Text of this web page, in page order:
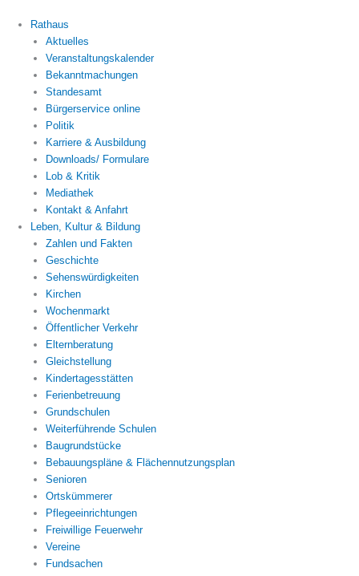
Rathaus
Aktuelles
Veranstaltungskalender
Bekanntmachungen
Standesamt
Bürgerservice online
Politik
Karriere & Ausbildung
Downloads/ Formulare
Lob & Kritik
Mediathek
Kontakt & Anfahrt
Leben, Kultur & Bildung
Zahlen und Fakten
Geschichte
Sehenswürdigkeiten
Kirchen
Wochenmarkt
Öffentlicher Verkehr
Elternberatung
Gleichstellung
Kindertagesstätten
Ferienbetreuung
Grundschulen
Weiterführende Schulen
Baugrundstücke
Bebauungspläne & Flächennutzungsplan
Senioren
Ortskümmerer
Pflegeeinrichtungen
Freiwillige Feuerwehr
Vereine
Fundsachen